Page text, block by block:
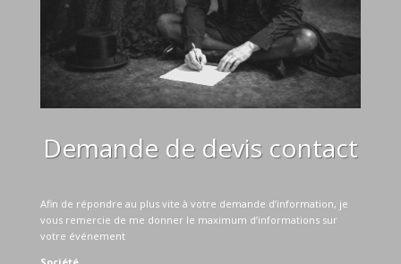
Demande de devis contact
Afin de répondre au plus vite à votre demande d’information, je
vous remercie de me donner le maximum d’informations sur
votre événement